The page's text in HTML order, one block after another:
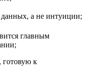
а не интуиции;
главным
готовую к